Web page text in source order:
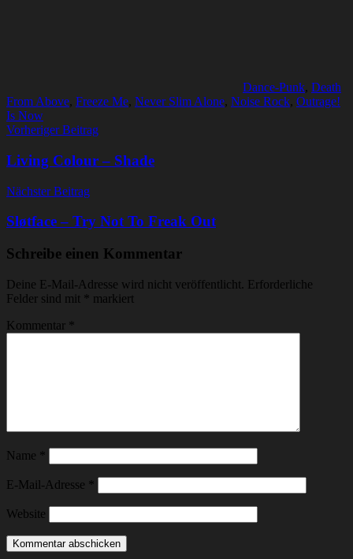
Dance-Punk, Death
From Above, Freeze Me, Never Slim Alone, Noise Rock, Outrage!
Is Now
Beitragsnavigation
Vorheriger Beitrag
Living Colour – Shade
Nächster Beitrag
Sløtface – Try Not To Freak Out
Schreibe einen Kommentar
Deine E-Mail-Adresse wird nicht veröffentlicht. Erforderliche
Felder sind mit * markiert
Kommentar *
Name *
E-Mail-Adresse *
Website